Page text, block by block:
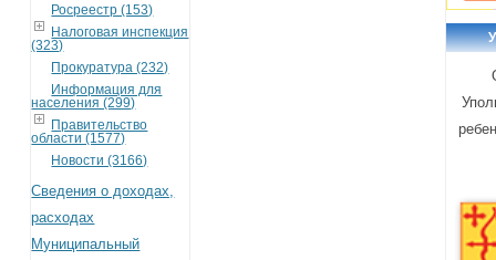
Росреестр (153)
Налоговая инспекция
(323)
Прокуратура (232)
Информация для
населения (299)
Правительство
области (1577)
Новости (3166)
Сведения о доходах,
расходах
Муниципальный